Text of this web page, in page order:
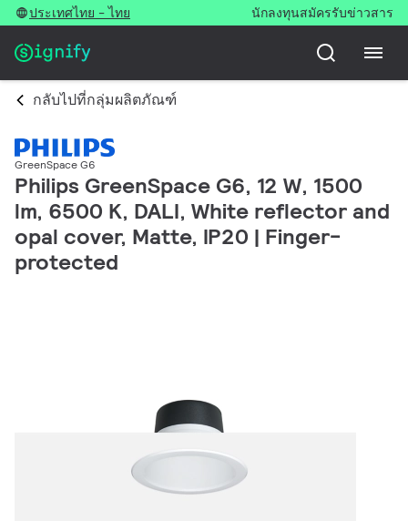
ประเทศไทย - ไทย นักลงทุนสมัครรับข่าวสาร
กลับไปที่กลุ่มผลิตภัณฑ์
GreenSpace G6
Philips GreenSpace G6, 12 W, 1500
lm, 6500 K, DALI, White reflector and
opal cover, Matte, IP20 | Finger-
protected